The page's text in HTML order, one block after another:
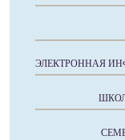
ЭЛЕКТРОННАЯ